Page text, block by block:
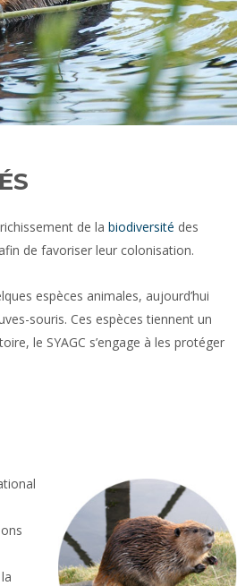
de la biodiversité des
de favoriser leur colonisation.
espèces animales, aujourd’hui
souris. Ces espèces tiennent un
le SYAGC s’engage à les protéger